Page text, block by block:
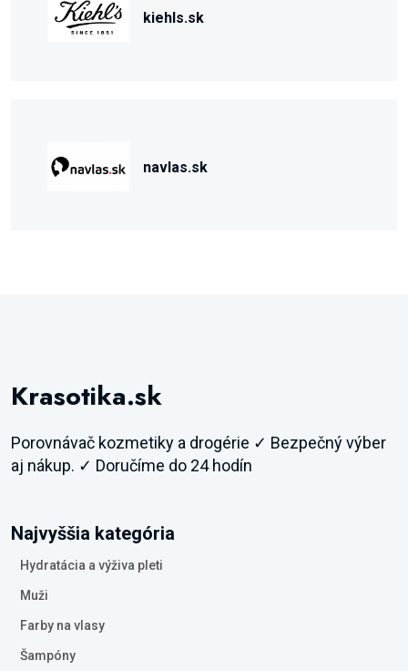
kiehls.sk
navlas.sk
Krasotika.sk
Porovnávač kozmetiky a drogérie ✓ Bezpečný výber
aj nákup. ✓ Doručíme do 24 hodín
Najvyššia kategória
Hydratácia a výživa pleti
Muži
Farby na vlasy
Šampóny